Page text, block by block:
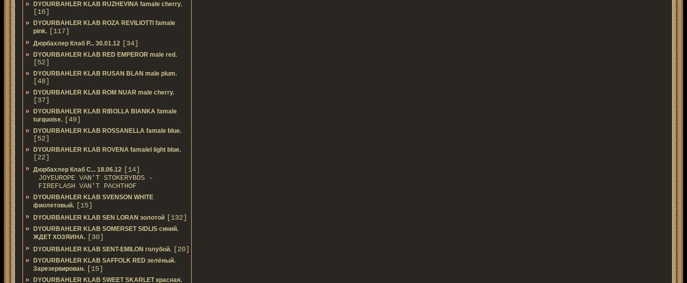
DYOURBAHLER KLAB RUZHEVINA famale cherry.
[16]
DYOURBAHLER KLAB ROZA REVILIOTTI famale
pink. [117]
Дюрбахлер Клаб Р... 30.01.12 [34]
DYOURBAHLER KLAB RED EMPEROR male red.
[52]
DYOURBAHLER KLAB RUSAN BLAN male plum.
[48]
DYOURBAHLER KLAB ROM NUAR male cherry.
[37]
DYOURBAHLER KLAB RIBOLLA BIANKA famale
turquoise. [49]
DYOURBAHLER KLAB ROSSANELLA famale blue.
[52]
DYOURBAHLER KLAB ROVENA famalel light blue.
[22]
Дюрбахлер Клаб C... 18.06.12 [14]
JOYEUROPE VAN'T STOKERYBOS -
FIREFLASH VAN'T PACHTHOF
DYOURBAHLER KLAB SVENSON WHITE
фиолетовый. [15]
DYOURBAHLER KLAB SEN LORAN золотой [132]
DYOURBAHLER KLAB SOMERSET SIDLIS синий.
ЖДЕТ ХОЗЯИНА. [30]
DYOURBAHLER KLAB SENT-EMILON голубой. [20]
DYOURBAHLER KLAB SAFFOLK RED зелёный.
Зарезервирован. [15]
DYOURBAHLER KLAB SWEET SKARLET красная.